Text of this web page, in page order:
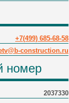
+7(499) 685-68-58
construction.ru
номер
2037330